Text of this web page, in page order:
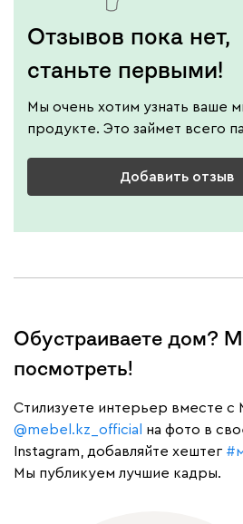
Отзывов пока нет,
станьте первыми!
Мы очень хотим узнать ваше
продукте. Это займет всего
Добавить отзыв
Обустраиваете дом?
посмотреть!
Cтилизуете интерьер вместе с
@mebel.kz_official
на фото в
Instagram, добавляйте хештег
Мы публикуем лучшие кадры.